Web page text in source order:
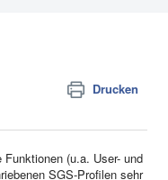
Drucken
(u.a. User- und
SGS-Profilen sehr